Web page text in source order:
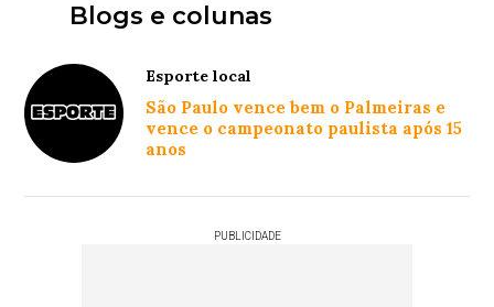
Blogs e colunas
Esporte local
São Paulo vence bem o Palmeiras e
vence o campeonato paulista após 15
anos
PUBLICIDADE